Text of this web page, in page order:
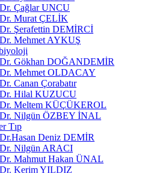
Dr. Çağlar UNCU
Dr. Murat ÇELİK
Dr. Şerafettin DEMİRCİ
Dr. Mehmet AYKUŞ
Dr. Gökhan DOĞANDEMİR
Dr. Mehmet OLDACAY
Dr. Canan Çorabatır
Dr. Hilal KUZUCU
Dr. Meltem KÜÇÜKEROL
Dr. Nilgün ÖZBEY İNAL
Tıp
Dr.Hasan Deniz DEMİR
Dr. Nilgün ARACI
Dr. Mahmut Hakan ÜNAL
Dr. Kerim YILDIZ